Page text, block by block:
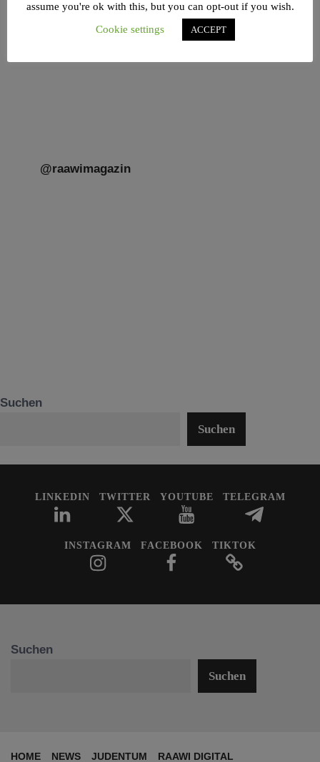
@raawimagazin
Suchen
Suchen
LINKEDIN TWITTER YOUTUBE TELEGRAM
INSTAGRAM FACEBOOK TIKTOK
Suchen
Suchen
HOME NEWS JUDENTUM RAAWI DIGITAL
assume you're ok with this, but you can opt-out if you wish.
Cookie settings
ACCEPT